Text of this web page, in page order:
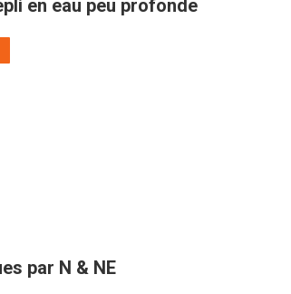
en eau peu profonde
par N & NE